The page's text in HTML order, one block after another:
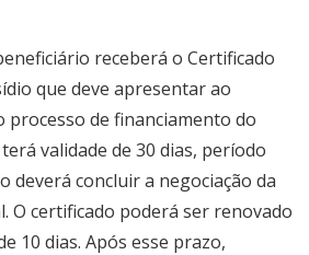
receberá o Certificado
que deve apresentar ao
de financiamento do
validade de 30 dias, período
deverá concluir a negociação da
O certificado poderá ser renovado
10 dias. Após esse prazo,